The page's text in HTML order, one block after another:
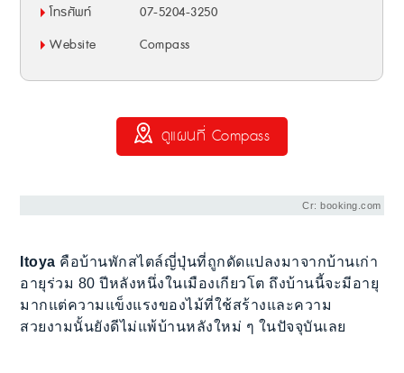
โทรศัพท์
07-5204-3250
Website
Compass
ดูแผนที่ Compass
Cr: booking.com
Itoya คือบ้านพักสไตล์ญี่ปุ่นที่ถูกดัดแปลงมาจากบ้านเก่า
อายุร่วม 80 ปีหลังหนึ่งในเมืองเกียวโต ถึงบ้านนี้จะมีอายุ
มากแต่ความแข็งแรงของไม้ที่ใช้สร้างและความ
สวยงามนั้นยังดีไม่แพ้บ้านหลังใหม่ ๆ ในปัจจุบันเลย